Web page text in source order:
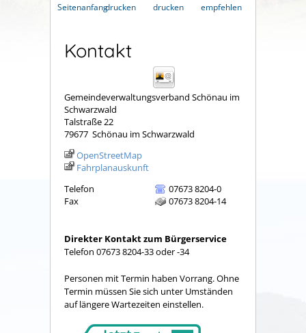
Seitenanfangdrucken
drucken
empfehlen
Kontakt
Gemeindeverwaltungsverband Schönau im
Schwarzwald
Talstraße 22
79677 Schönau im Schwarzwald
OpenStreetMap
Fahrplanauskunft
Telefon
07673 8204-0
Fax
07673 8204-14
Direkter Kontakt zum Bürgerservice
Telefon 07673 8204-33 oder -34
Personen mit Termin haben Vorrang. Ohne
Termin müssen Sie sich unter Umständen
auf längere Wartezeiten einstellen.